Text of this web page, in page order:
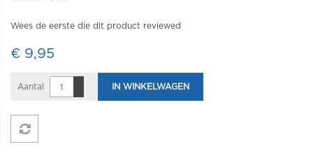
Wees de eerste die dit product reviewed
€ 9,95
Aantal IN WINKELWAGEN